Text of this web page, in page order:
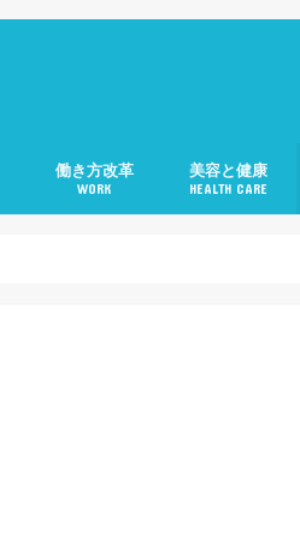
働き方改革
WORK
美容と健康
HEALTH CARE